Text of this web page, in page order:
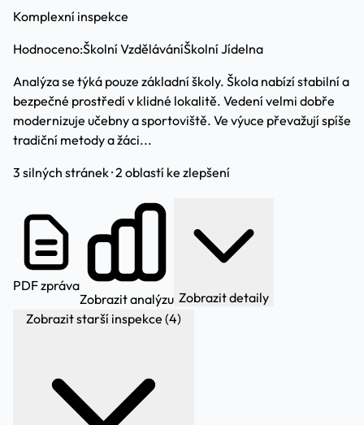
Komplexní inspekce
Hodnoceno:Školní VzděláváníŠkolní Jídelna
Analýza se týká pouze základní školy. Škola nabízí stabilní a
bezpečné prostředí v klidné lokalitě. Vedení velmi dobře
modernizuje učebny a sportoviště. Ve výuce převažují spíše
tradiční metody a žáci...
3 silných stránek · 2 oblastí ke zlepšení
PDF zpráva
Zobrazit analýzu Zobrazit detaily
Zobrazit starší inspekce (4)